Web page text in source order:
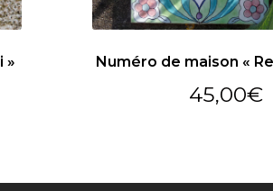
» Numéro de maison «
45,00€